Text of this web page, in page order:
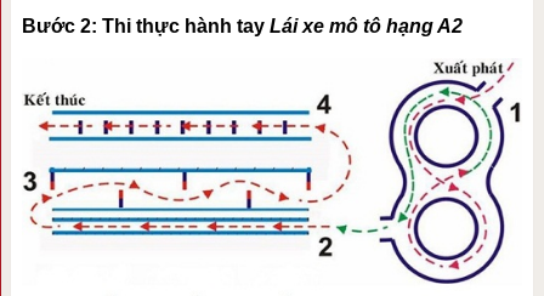
Bước 2: Thi thực hành tayLái xe mô tô hạng A2